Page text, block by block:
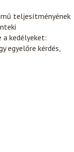
teljesítményének
kedélyeket:
egyelőre kérdés,